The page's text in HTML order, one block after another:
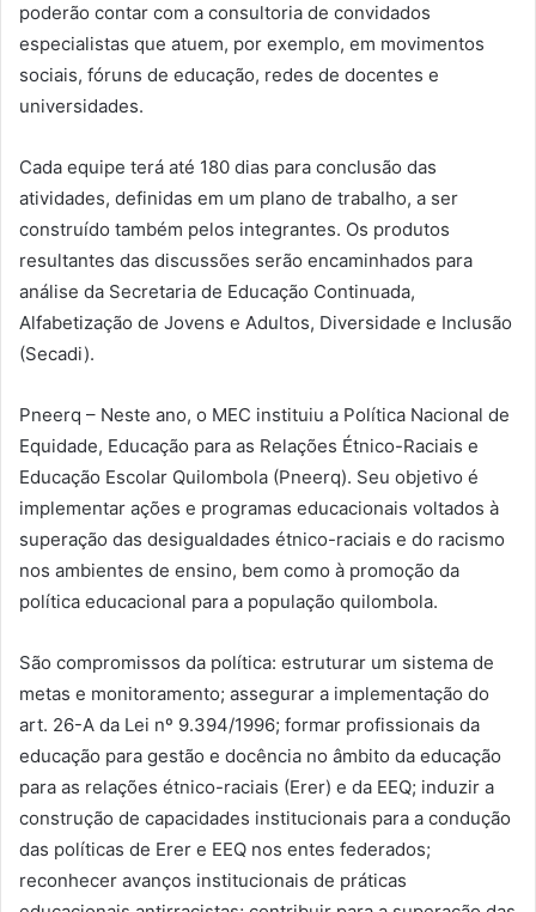
poderão contar com a consultoria de convidados
especialistas que atuem, por exemplo, em movimentos
sociais, fóruns de educação, redes de docentes e
universidades.
Cada equipe terá até 180 dias para conclusão das
atividades, definidas em um plano de trabalho, a ser
construído também pelos integrantes. Os produtos
resultantes das discussões serão encaminhados para
análise da Secretaria de Educação Continuada,
Alfabetização de Jovens e Adultos, Diversidade e Inclusão
(Secadi).
Pneerq – Neste ano, o MEC instituiu a Política Nacional de
Equidade, Educação para as Relações Étnico-Raciais e
Educação Escolar Quilombola (Pneerq). Seu objetivo é
implementar ações e programas educacionais voltados à
superação das desigualdades étnico-raciais e do racismo
nos ambientes de ensino, bem como à promoção da
política educacional para a população quilombola.
São compromissos da política: estruturar um sistema de
metas e monitoramento; assegurar a implementação do
art. 26-A da Lei nº 9.394/1996; formar profissionais da
educação para gestão e docência no âmbito da educação
para as relações étnico-raciais (Erer) e da EEQ; induzir a
construção de capacidades institucionais para a condução
das políticas de Erer e EEQ nos entes federados;
reconhecer avanços institucionais de práticas